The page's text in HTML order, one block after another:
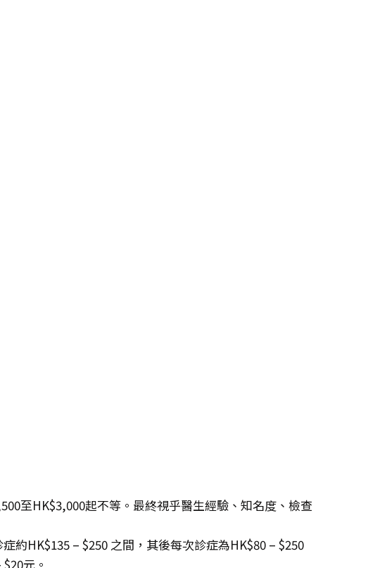
至HK$3,000起不等。最終視乎醫生經驗、知名度、檢查
約HK$135 – $250 之間，其後每次診症為HK$80 – $250
元。